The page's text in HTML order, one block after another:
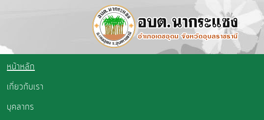
หน้าหลัก
เกี่ยวกับเรา
บุคลากร